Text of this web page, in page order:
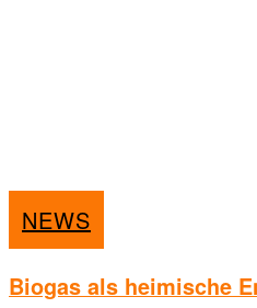
NEWS
Biogas als heimische